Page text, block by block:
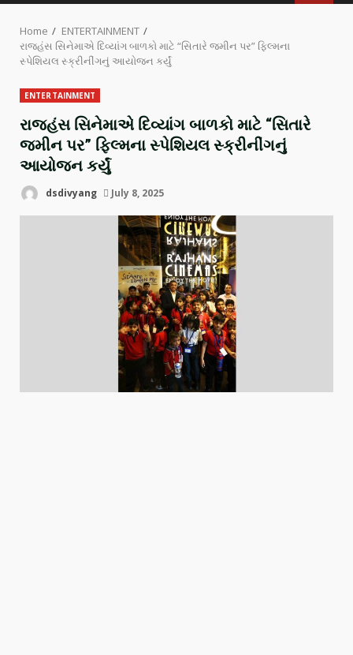
Home
ENTERTAINMENT
રાજહંસ સિનેમાએ દિવ્યાંગ બાળકો માટે “સિતારે જમીન પર” ફિલ્મના
સ્પેશિયલ સ્ક્રીનીંગનું આયોજન કર્યું
ENTERTAINMENT
રાજહંસ સિનેમાએ દિવ્યાંગ બાળકો માટે “સિતારે
જમીન પર” ફિલ્મના સ્પેશિયલ સ્ક્રીનીંગનું
આયોજન કર્યું
dsdivyang July 8, 2025